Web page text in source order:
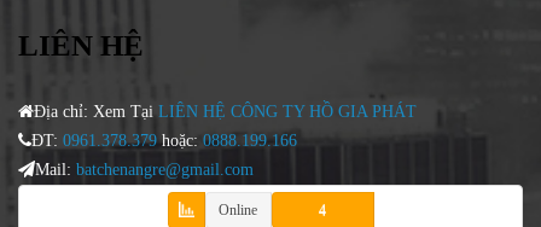
LIÊN HỆ
Địa chỉ: Xem Tại LIÊN HỆ CÔNG TY HỒ GIA PHÁT
ĐT: 0961.378.379hoặc: 0888.199.166
Mail: batchenangre@gmail.com
Online 4